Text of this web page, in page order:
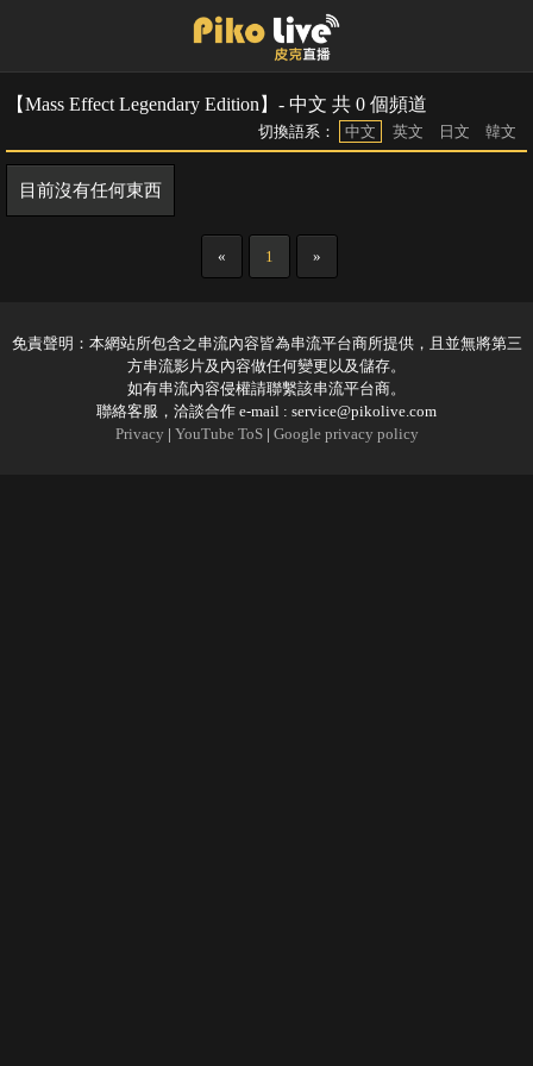
【Mass Effect Legendary Edition】- 中文 共 0 個頻道
切換語系： 中文 英文 日文 韓文
目前沒有任何東西
« 1 »
免責聲明：本網站所包含之串流內容皆為串流平台商所提供，且並無將第三
方串流影片及內容做任何變更以及儲存。
如有串流內容侵權請聯繫該串流平台商。
聯絡客服，洽談合作 e-mail : service@pikolive.com
Privacy | YouTube ToS| Google privacy policy